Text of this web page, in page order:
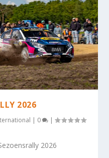
2026
| 0 |
2026